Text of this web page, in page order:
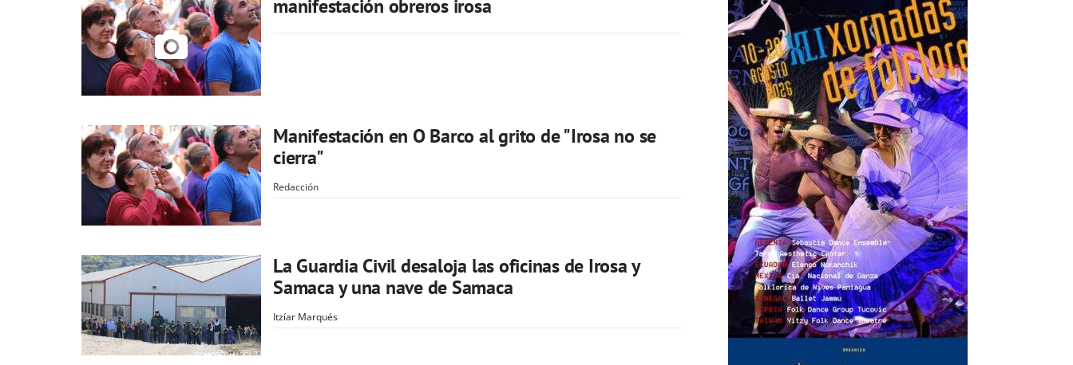
manifestación obreros irosa
Manifestación en O Barco al grito de "Irosa no se
cierra"
Redacción
La Guardia Civil desaloja las oficinas de Irosa y
Samaca y una nave de Samaca
Itzíar Marqués